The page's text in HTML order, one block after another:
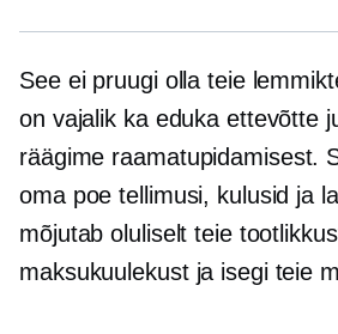
See ei pruugi olla teie
on vajalik ka eduka ettevõtte
räägime raamatupidamisest.
oma poe tellimusi, kulusid ja
mõjutab oluliselt teie
maksukuulekust ja isegi teie